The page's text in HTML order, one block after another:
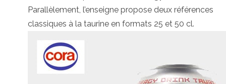
Parallèlement, l’enseigne propose deux références
classiques à la taurine en formats 25 et 50 cl.